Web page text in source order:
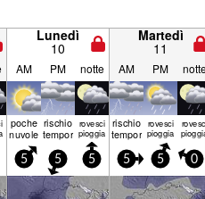
Lunedì
10
Martedì
11
AM PM notte AM PM
poche
nuvole
rischio
temporale
rovesci
pioggia
rischio
temporale
rovesci
pioggia
5 5 5 5 5 0